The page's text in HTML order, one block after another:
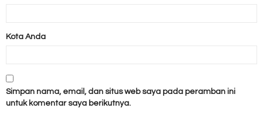
Kota Anda
Simpan nama, email, dan situs web saya pada peramban ini
untuk komentar saya berikutnya.